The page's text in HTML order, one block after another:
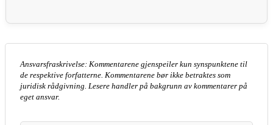
Ansvarsfraskrivelse: Kommentarene gjenspeiler kun synspunktene til
de respektive forfatterne. Kommentarene bør ikke betraktes som
juridisk rådgivning. Lesere handler på bakgrunn av kommentarer på
eget ansvar.